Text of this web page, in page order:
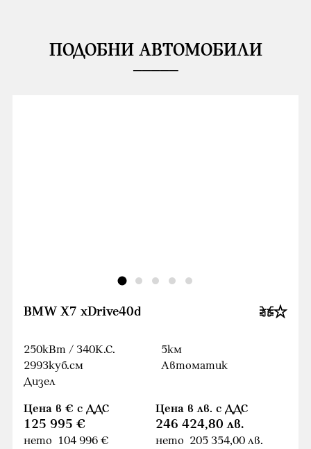
ПОДОБНИ АВТОМОБИЛИ
BMW X7 xDrive40d
250кВт / 340К.С.
2993куб.cм
Дизел
5км
Автоматик
Цена в € с ДДС
125 995 €
нето 104 996 €
Цена в лв. с ДДС
246 424,80 лв.
нето 205 354,00 лв.